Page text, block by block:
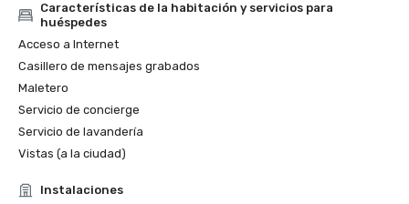
Características de la habitación y servicios para
huéspedes
Acceso a Internet
Casillero de mensajes grabados
Maletero
Servicio de concierge
Servicio de lavandería
Vistas (a la ciudad)
Instalaciones